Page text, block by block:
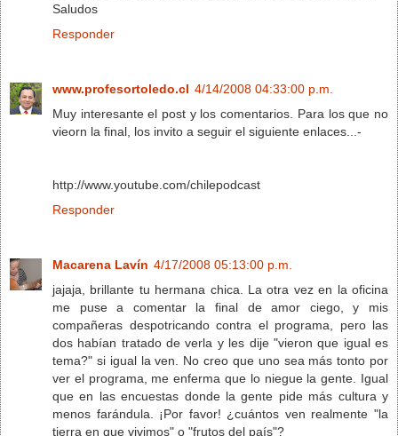
Saludos
Responder
www.profesortoledo.cl 4/14/2008 04:33:00 p.m.
Muy interesante el post y los comentarios. Para los que no
vieorn la final, los invito a seguir el siguiente enlaces...-
http://www.youtube.com/chilepodcast
Responder
Macarena Lavín 4/17/2008 05:13:00 p.m.
jajaja, brillante tu hermana chica. La otra vez en la oficina
me puse a comentar la final de amor ciego, y mis
compañeras despotricando contra el programa, pero las
dos habían tratado de verla y les dije "vieron que igual es
tema?" si igual la ven. No creo que uno sea más tonto por
ver el programa, me enferma que lo niegue la gente. Igual
que en las encuestas donde la gente pide más cultura y
menos farándula. ¡Por favor! ¿cuántos ven realmente "la
tierra en que vivimos" o "frutos del país"?